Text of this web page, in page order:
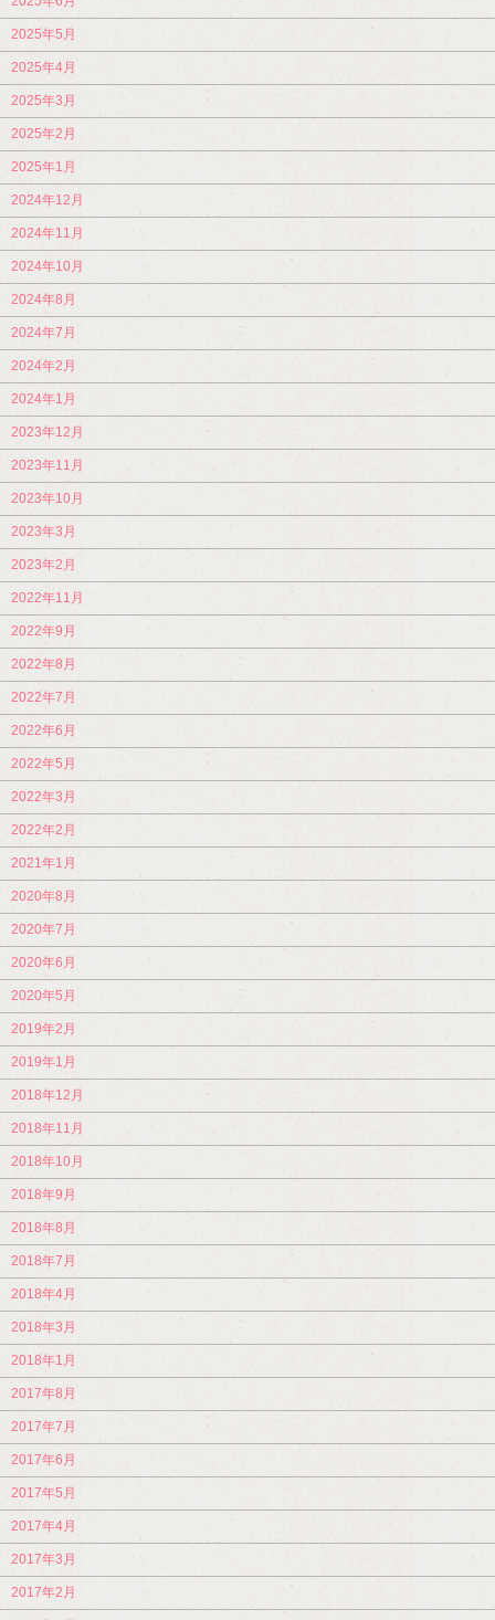
2025年5月
2025年4月
2025年3月
2025年2月
2025年1月
2024年12月
2024年11月
2024年10月
2024年8月
2024年7月
2024年2月
2024年1月
2023年12月
2023年11月
2023年10月
2023年3月
2023年2月
2022年11月
2022年9月
2022年8月
2022年7月
2022年6月
2022年5月
2022年3月
2022年2月
2021年1月
2020年8月
2020年7月
2020年6月
2020年5月
2019年2月
2019年1月
2018年12月
2018年11月
2018年10月
2018年9月
2018年8月
2018年7月
2018年4月
2018年3月
2018年1月
2017年8月
2017年7月
2017年6月
2017年5月
2017年4月
2017年3月
2017年2月